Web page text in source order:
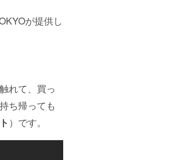
が提供し
れて、買っ
ち帰っても
）です。